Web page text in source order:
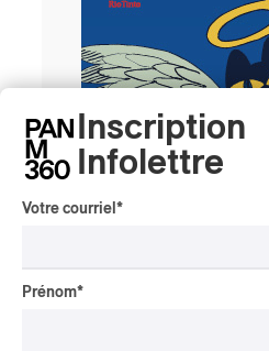
Tout le
Inscription
Infolettre
Votre courriel *
Prénom*